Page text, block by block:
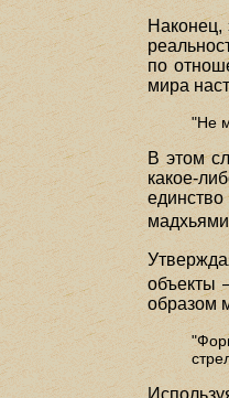
Наконец,
по
мира
"Не
В этом
какое-
объекты
образом